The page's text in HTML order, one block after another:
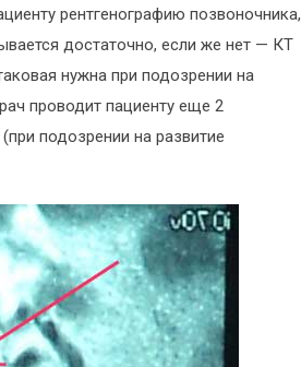
рентгенографию позвоночника,
достаточно, если же нет — КТ
нужна при подозрении на
проводит пациенту еще 2
подозрении на развитие